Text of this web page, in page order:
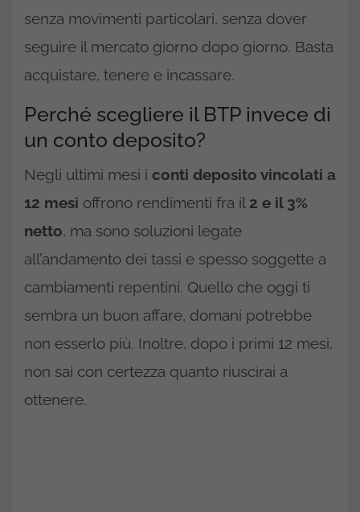
senza movimenti particolari, senza dover
seguire il mercato giorno dopo giorno. Basta
acquistare, tenere e incassare.
Perché scegliere il BTP invece di
un conto deposito?
Negli ultimi mesi i conti deposito vincolati a
12 mesi offrono rendimenti fra il 2 e il 3%
netto, ma sono soluzioni legate
all’andamento dei tassi e spesso soggette a
cambiamenti repentini. Quello che oggi ti
sembra un buon affare, domani potrebbe
non esserlo più. Inoltre, dopo i primi 12 mesi,
non sai con certezza quanto riuscirai a
ottenere.